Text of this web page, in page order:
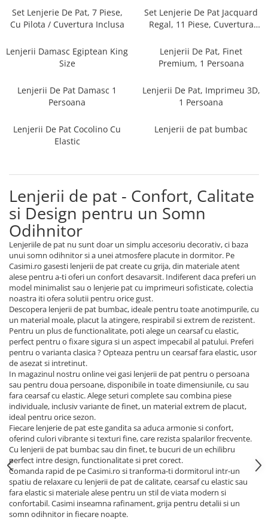
Set Lenjerie Pat Blanita Iepure, 6
Piese, Cu Pilota Inclusa
Set Lenjerie De Pat, 7 Piese, Cu
Set Lenjerie De Pat Jacquard Regal,
11 Piese, Cuvertura Inclusa
Lenjerii De Pat, Finet Premium, 1
Lenjerii De Pat, Imprimeu 3D, 1
Persoana
Set Lenjerie De Pat, 7 Piese,
Cu Pilota / Cuvertura Inclusa
Set Lenjerie De Pat Jacquard
Regal, 11 Piese, Cuvertura
Lenjerii Damasc Egiptean King
Size
Lenjerii De Pat, Finet
Premium, 1 Persoana
Lenjerii De Pat Damasc 1
Persoana
Lenjerii De Pat, Imprimeu 3D,
1 Persoana
Lenjerii De Pat Cocolino Cu
Elastic
Lenjerii de pat bumbac
Lenjerii de pat - Confort, Calitate
si Design pentru un Somn
Odihnitor
Lenjeriile de pat nu sunt doar un simplu accesoriu decorativ, ci baza
unui somn odihnitor si a unei atmosfere placute in dormitor. Pe
Casimi.ro gasesti lenjerii de pat create cu grija, din materiale atent
alese pentru a-ti oferi un confort desavarsit. Indiferent daca preferi un
model minimalist sau o lenjerie pat cu imprimeuri sofisticate, colectia
noastra iti ofera solutii pentru orice gust.
Descopera lenjerii de pat bumbac, ideale pentru toate anotimpurile, cu
un material moale, placut la atingere, respirabil si extrem de rezistent.
Pentru un plus de functionalitate, poti alege un cearsaf cu elastic,
perfect pentru o fixare sigura si un aspect impecabil al patului. Preferi
pentru o varianta clasica ? Opteaza pentru un cearsaf fara elastic, usor
de asezat si intretinut.
In magazinul nostru online vei gasi lenjerii de pat pentru o persoana
sau pentru doua persoane, disponibile in toate dimensiunile, cu sau
fara cearsaf cu elastic. Alege seturi complete sau combina piese
individuale, inclusiv variante de finet, un material extrem de placut,
ideal pentru orice sezon.
Fiecare lenjerie de pat este gandita sa aduca armonie si confort,
oferind culori vibrante si texturi fine, care rezista spalarilor frecvente.
Cu lenjerii de pat bumbac sau din finet, te bucuri de un echilibru
perfect intre design, functionalitate si pret corect.
Comanda rapid de pe Casimi.ro si tranforma-ti dormitorul intr-un
spatiu de relaxare cu lenjerii de pat de calitate, cearsaf cu elastic sau
fara elastic si materiale alese pentru un stil de viata modern si
confortabil. Casimi inseamna rafinament, grija pentru detalii si un
somn odihnitor in fiecare noapte.